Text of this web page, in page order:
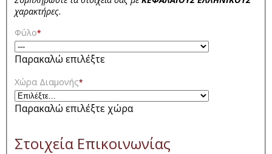
χαρακτήρες.
Φύλο*
Παρακαλώ επιλέξτε
Χώρα Διαμονής*
Παρακαλώ επιλέξτε χώρα
Στοιχεία Επικοινωνίας